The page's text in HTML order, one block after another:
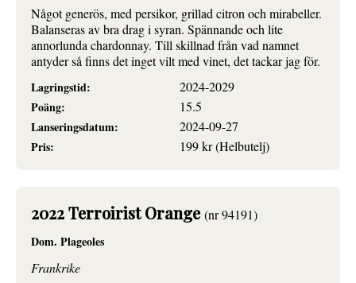
Något generös, med persikor, grillad citron och mirabeller.
Balanseras av bra drag i syran. Spännande och lite
annorlunda chardonnay. Till skillnad från vad namnet
antyder så finns det inget vilt med vinet, det tackar jag för.
Lagringstid:
2024-2029
Poäng:
15.5
Lanseringsdatum:
2024-09-27
Pris:
199 kr (Helbutelj)
2022 Terroirist Orange (nr 94191)
Dom. Plageoles
Frankrike